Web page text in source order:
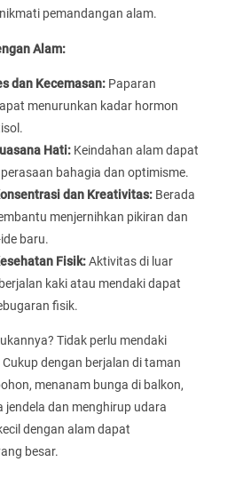
pemandangan alam.
Alam:
dan Kecemasan: Paparan
menurunkan kadar hormon
Hati: Keindahan alam dapat
bahagia dan optimisme.
dan Kreativitas: Berada
menjernihkan pikiran dan
baru.
Fisik:Aktivitas di luar
kaki atau mendaki dapat
fisik.
Tidak perlu mendaki
dengan berjalan di taman
menanam bunga di balkon,
jendela dan menghirup udara
dengan alam dapat
besar.